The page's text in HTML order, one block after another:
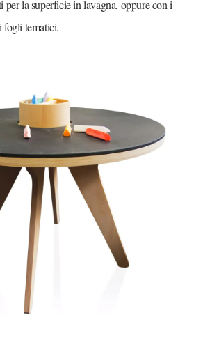
per la superficie in lavagna, oppure con i
fogli tematici.